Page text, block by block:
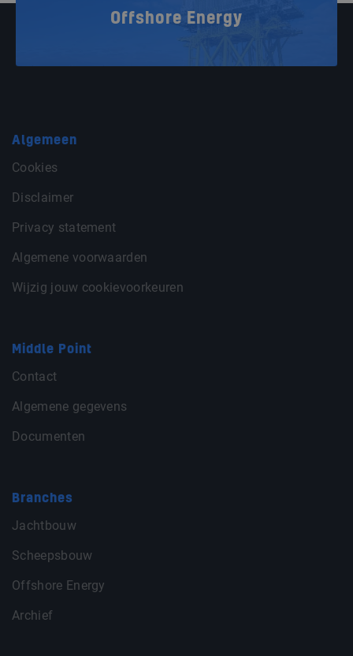
Offshore Energy
Algemeen
Cookies
Disclaimer
Privacy statement
Algemene voorwaarden
Wijzig jouw cookievoorkeuren
Middle Point
Contact
Algemene gegevens
Documenten
Branches
Jachtbouw
Scheepsbouw
Offshore Energy
Archief